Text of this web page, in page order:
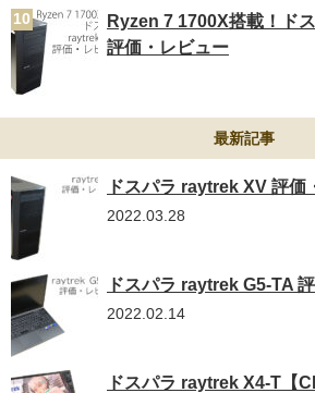
Ryzen 7 1700X搭載！ド
評価・レビュー
最新記事
ドスパラ raytrek XV 評価
2022.03.28
ドスパラ raytrek G5-TA
2022.02.14
ドスパラ raytrek X4-T【